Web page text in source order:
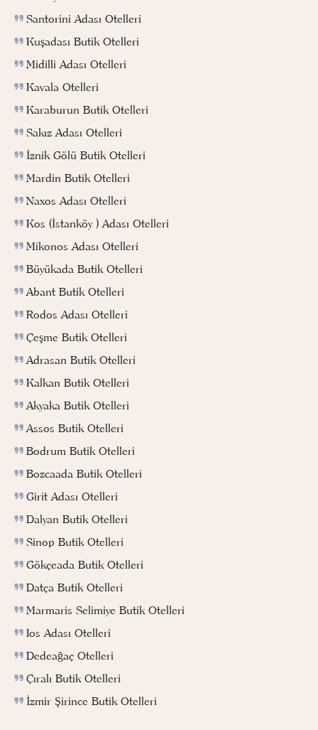
Santorini Adası Otelleri
Kuşadası Butik Otelleri
Midilli Adası Otelleri
Kavala Otelleri
Karaburun Butik Otelleri
Sakız Adası Otelleri
İznik Gölü Butik Otelleri
Mardin Butik Otelleri
Naxos Adası Otelleri
Kos (İstanköy ) Adası Otelleri
Mikonos Adası Otelleri
Büyükada Butik Otelleri
Abant Butik Otelleri
Rodos Adası Otelleri
Çeşme Butik Otelleri
Adrasan Butik Otelleri
Kalkan Butik Otelleri
Akyaka Butik Otelleri
Assos Butik Otelleri
Bodrum Butik Otelleri
Bozcaada Butik Otelleri
Girit Adası Otelleri
Dalyan Butik Otelleri
Sinop Butik Otelleri
Gökçeada Butik Otelleri
Datça Butik Otelleri
Marmaris Selimiye Butik Otelleri
Ios Adası Otelleri
Dedeağaç Otelleri
Çıralı Butik Otelleri
İzmir Şirince Butik Otelleri